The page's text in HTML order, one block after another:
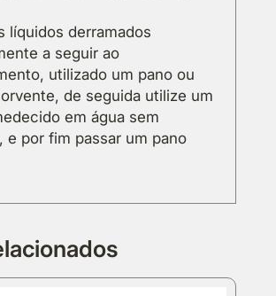
líquidos derramados
a seguir ao
utilizado um pano ou
de seguida utilize um
em água sem
e por fim passar um pano